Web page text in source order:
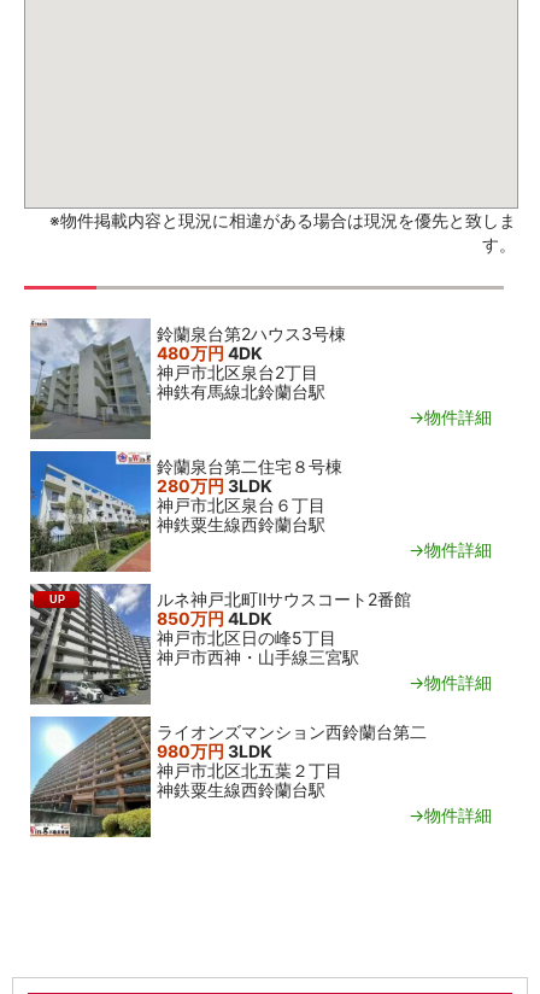
※物件掲載内容と現況に相違がある場合は現況を優先と致しま
す。
鈴蘭泉台第2ハウス3号棟
480万円 4DK
神戸市北区泉台2丁目
神鉄有馬線北鈴蘭台駅
→物件詳細
鈴蘭泉台第二住宅８号棟
280万円 3LDK
神戸市北区泉台６丁目
神鉄粟生線西鈴蘭台駅
→物件詳細
UP
ルネ神戸北町Ⅱサウスコート2番館
850万円 4LDK
神戸市北区日の峰5丁目
神戸市西神・山手線三宮駅
→物件詳細
ライオンズマンション西鈴蘭台第二
980万円 3LDK
神戸市北区北五葉２丁目
神鉄粟生線西鈴蘭台駅
→物件詳細